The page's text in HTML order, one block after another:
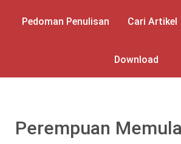
Pedoman Penulisan Cari Artikel
Download
Perempuan